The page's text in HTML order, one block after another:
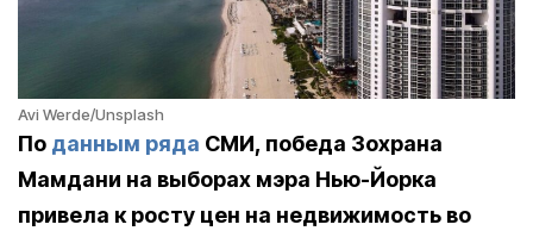
Avi Werde/Unsplash
По данным ряда СМИ, победа Зохрана
Мамдани на выборах мэра Нью-Йорка
привела к росту цен на недвижимость во